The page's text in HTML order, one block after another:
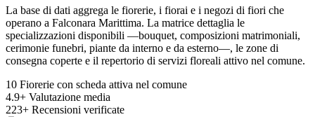
La base di dati aggrega le fiorerie, i fiorai e i negozi di fiori che
operano a Falconara Marittima. La matrice dettaglia le
specializzazioni disponibili —bouquet, composizioni matrimoniali,
cerimonie funebri, piante da interno e da esterno—, le zone di
consegna coperte e il repertorio di servizi floreali attivo nel comune.
10 Fiorerie con scheda attiva nel comune
4.9+ Valutazione media
223+ Recensioni verificate